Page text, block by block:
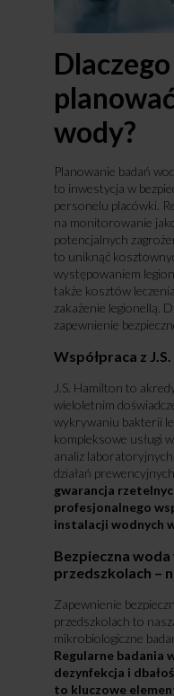
wody?
Planowanie badań
to inwestycja w
personelu placówki.
na monitorowanie
potencjalnych
to uniknąć
występowaniem
także kosztów
zakażenie legionellą.
zapewnienie
Współpraca z
J.S. Hamilton to
wieloletnim
wykrywaniu bakterii
kompleksowe usługi
analiz
działań prewencyjnych.
gwarancja
profesjonalnego
instalacji wodnych
Bezpieczna woda
przedszkolach –
Zapewnienie
przedszkolach to
mikrobiologiczne
Regularne badania
dezynfekcja i
to kluczowe